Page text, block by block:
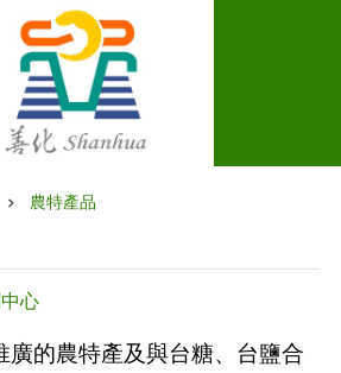
農特產品
心
廣的農特產及與台糖、台鹽合